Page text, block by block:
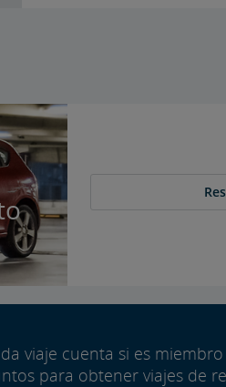
viaje cuenta si es
para obtener viajes de